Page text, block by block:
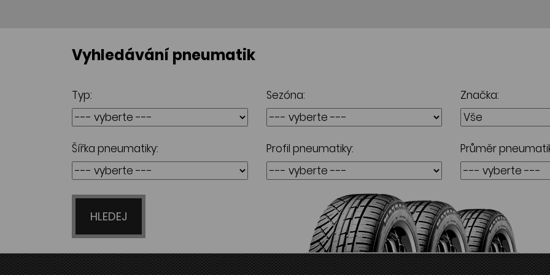
Vyhledávání pneumatik
Typ: Sezóna: Značka:
Šířka pneumatiky: Profil pneumatiky: Průměr
HLEDEJ